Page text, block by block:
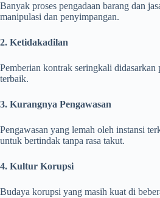
Banyak proses pengadaan barang dan
manipulasi dan penyimpangan.
2. Ketidakadilan
Pemberian kontrak seringkali
terbaik.
3. Kurangnya Pengawasan
Pengawasan yang lemah oleh instansi
untuk bertindak tanpa rasa takut.
4. Kultur Korupsi
Budaya korupsi yang masih kuat di